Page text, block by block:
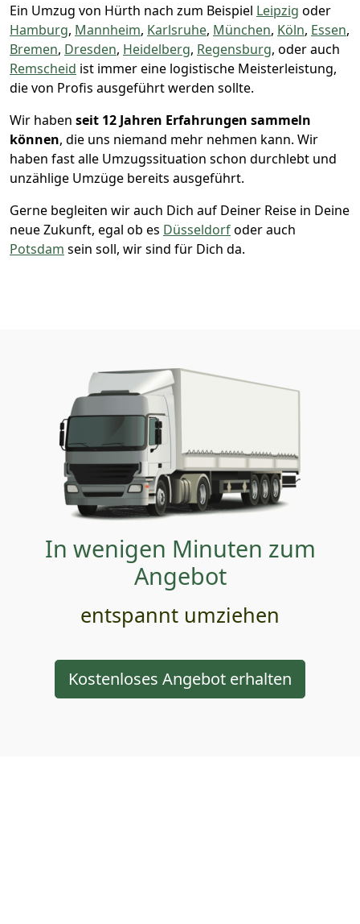
Ein Umzug von Hürth nach zum Beispiel Leipzig oder
Hamburg, Mannheim, Karlsruhe, München, Köln, Essen,
Bremen, Dresden, Heidelberg, Regensburg, oder auch
Remscheid ist immer eine logistische Meisterleistung,
die von Profis ausgeführt werden sollte.
Wir haben seit 12 Jahren Erfahrungen sammeln
können, die uns niemand mehr nehmen kann. Wir
haben fast alle Umzugssituation schon durchlebt und
unzählige Umzüge bereits ausgeführt.
Gerne begleiten wir auch Dich auf Deiner Reise in Deine
neue Zukunft, egal ob es Düsseldorfoder auch
Potsdam sein soll, wir sind für Dich da.
In wenigen Minuten zum
Angebot
entspannt umziehen
Kostenloses Angebot erhalten